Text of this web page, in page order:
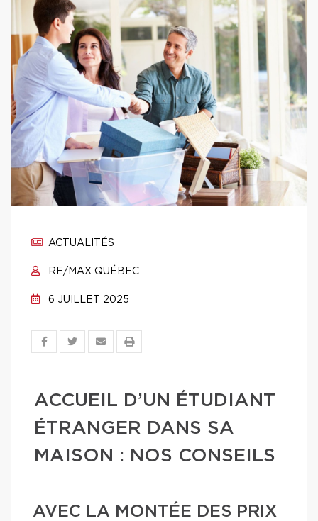
ACTUALITÉS
RE/MAX QUÉBEC
6 JUILLET 2025
ACCUEIL D’UN ÉTUDIANT
ÉTRANGER DANS SA
MAISON : NOS CONSEILS
AVEC LA MONTÉE DES PRIX